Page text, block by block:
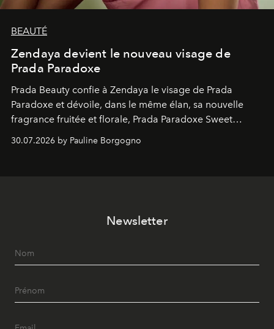
BEAUTÉ
Zendaya devient le nouveau visage de
Prada Paradoxe
Prada Beauty confie à Zendaya le visage de Prada
Paradoxe et dévoile, dans le même élan, sa nouvelle
fragrance fruitée et florale, Prada Paradoxe Sweet
Chemistry Eau de Parfum.
30.07.2026 by Pauline Borgogno
Newsletter